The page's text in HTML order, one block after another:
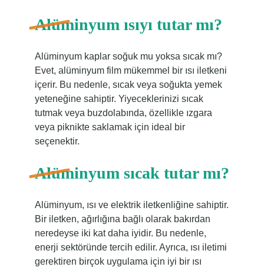
Alüminyum ısıyı tutar mı?
Alüminyum kaplar soğuk mu yoksa sıcak mı?
Evet, alüminyum film mükemmel bir ısı iletkeni
içerir. Bu nedenle, sıcak veya soğukta yemek
yeteneğine sahiptir. Yiyeceklerinizi sıcak
tutmak veya buzdolabında, özellikle ızgara
veya piknikte saklamak için ideal bir
seçenektir.
Alüminyum sıcak tutar mı?
Alüminyum, ısı ve elektrik iletkenliğine sahiptir.
Bir iletken, ağırlığına bağlı olarak bakırdan
neredeyse iki kat daha iyidir. Bu nedenle,
enerji sektöründe tercih edilir. Ayrıca, ısı iletimi
gerektiren birçok uygulama için iyi bir ısı